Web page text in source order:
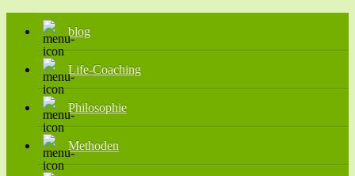
blog
Life-Coaching
Philosophie
Methoden